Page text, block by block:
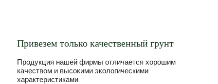
Привезем только качественный грунт
Продукция нашей фирмы отличается хорошим
качеством и высокими экологическими
характеристиками